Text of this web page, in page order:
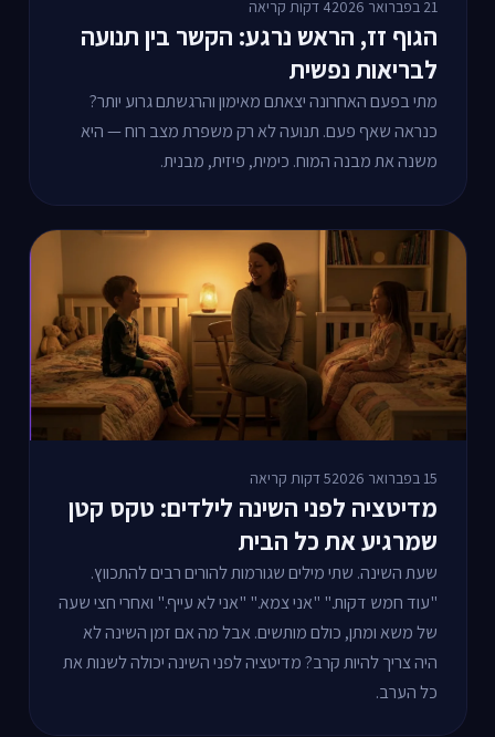
21 בפברואר 2026 4 דקות קריאה
הגוף זז, הראש נרגע: הקשר בין תנועה
לבריאות נפשית
מתי בפעם האחרונה יצאתם מאימון והרגשתם גרוע יותר?
כנראה שאף פעם. תנועה לא רק משפרת מצב רוח — היא
משנה את מבנה המוח. כימית, פיזית, מבנית.
15 בפברואר 2026 5 דקות קריאה
מדיטציה לפני השינה לילדים: טקס קטן
שמרגיע את כל הבית
שעת השינה. שתי מילים שגורמות להורים רבים להתכווץ.
"עוד חמש דקות." "אני צמא." "אני לא עייף." ואחרי חצי שעה
של משא ומתן, כולם מותשים. אבל מה אם זמן השינה לא
היה צריך להיות קרב? מדיטציה לפני השינה יכולה לשנות את
כל הערב.